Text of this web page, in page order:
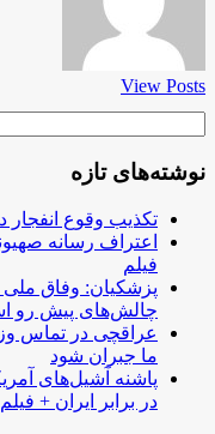
View Posts
نوشته‌های تازه
تکذیب وقوع
اعتراف رسانه
فیلم
پزشکیان: وفاق ملی
چالش‌های پیش رو
عراقچی در تماس
ما جبران شود
پاشنه آشیل‌های
در برابر ایران + فیلم